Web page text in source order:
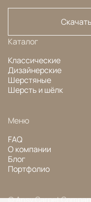
Каталог
Классические
Дизайнерские
Шерстяные
Шерсть и шёлк
Меню
FAQ
О компании
Блог
Портфолио
© Ansy Carpet